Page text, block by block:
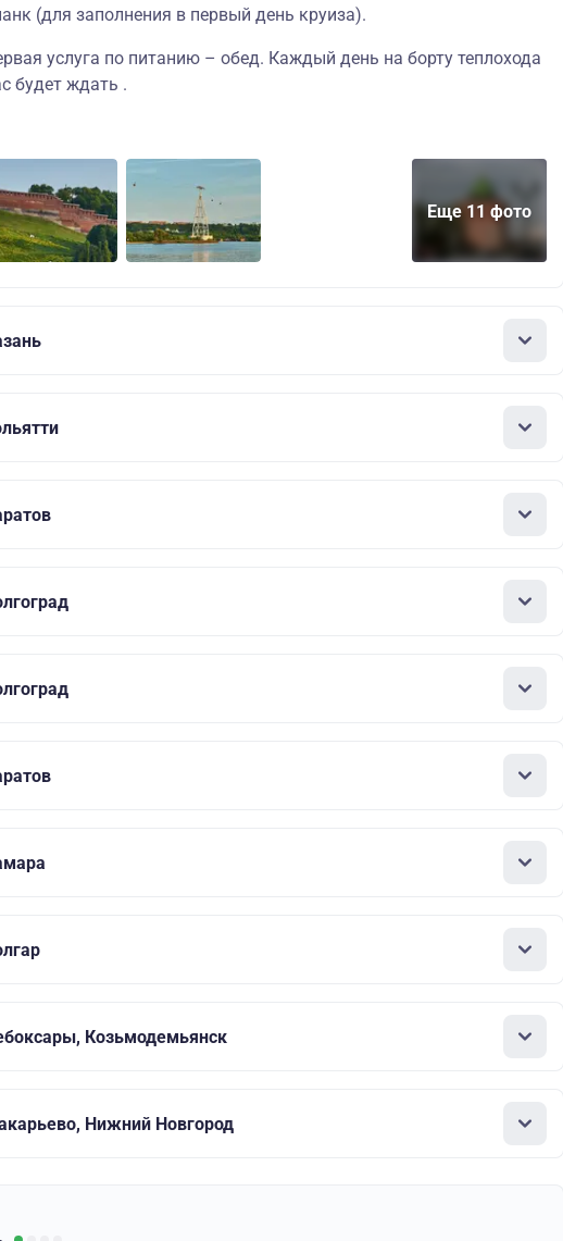
(для заполнения в первый день круиза).
услуга по питанию – обед. Каждый день на борту теплохода
будет ждать .
Еще 11 фото
Козьмодемьянск
Нижний Новгород